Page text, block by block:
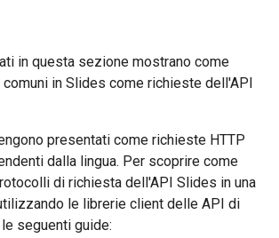
in questa sezione mostrano come
in Slides come richieste dell'API
presentati come richieste HTTP
dalla lingua. Per scoprire come
di richiesta dell'API Slides in una
le librerie client delle API di
seguenti guide: